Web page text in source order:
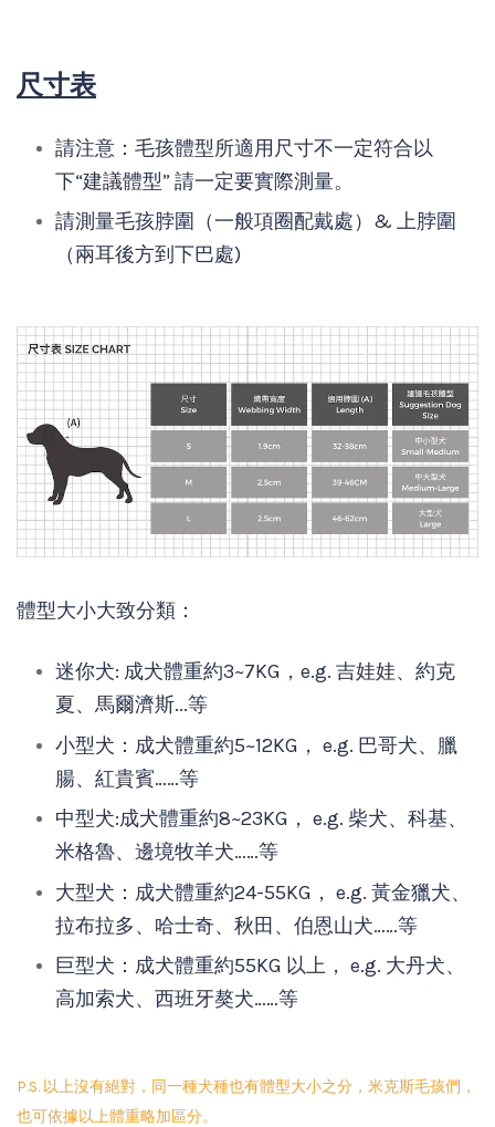
尺寸表
請注意：毛孩體型所適用尺寸不一定符合以
下“建議體型” 請一定要實際測量。
請測量毛孩脖圍（一般項圈配戴處）& 上脖圍
（兩耳後方到下巴處)
體型大小大致分類：
迷你犬: 成犬體重約3~7KG，e.g. 吉娃娃、約克
夏、馬爾濟斯...等
小型犬：成犬體重約5~12KG， e.g. 巴哥犬、臘
腸、紅貴賓……等
中型犬:成犬體重約8~23KG， e.g. 柴犬、科基、
米格魯、邊境牧羊犬……等
大型犬：成犬體重約24-55KG， e.g. 黃金獵犬、
拉布拉多、哈士奇、秋田、伯恩山犬……等
巨型犬：成犬體重約55KG 以上， e.g. 大丹犬、
高加索犬、西班牙獒犬……等
P.S. 以上沒有絕對，同一種犬種也有體型大小之分，米克斯毛孩們，
也可依據以上體重略加區分。